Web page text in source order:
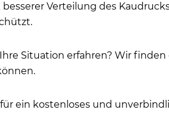
Verteilung des
Situation erfahren? Wir
ein kostenloses und